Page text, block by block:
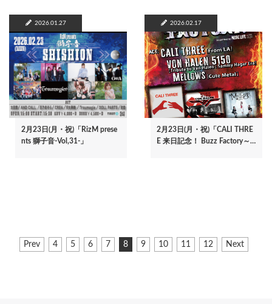
2026.01.27
2月23日(月・祝)「RizM prese
nts 獅子音-Vol,31-」
2026.02.17
2月23日(月・祝)「CALI THRE
E 来日記念！ Buzz Factory～…
ペ
ー
前
Prev
ペ
4
ペ
5
ペ
6
ペ
7
カ
8
ペ
9
ペ
10
ペ
11
ペ
12
次
Next